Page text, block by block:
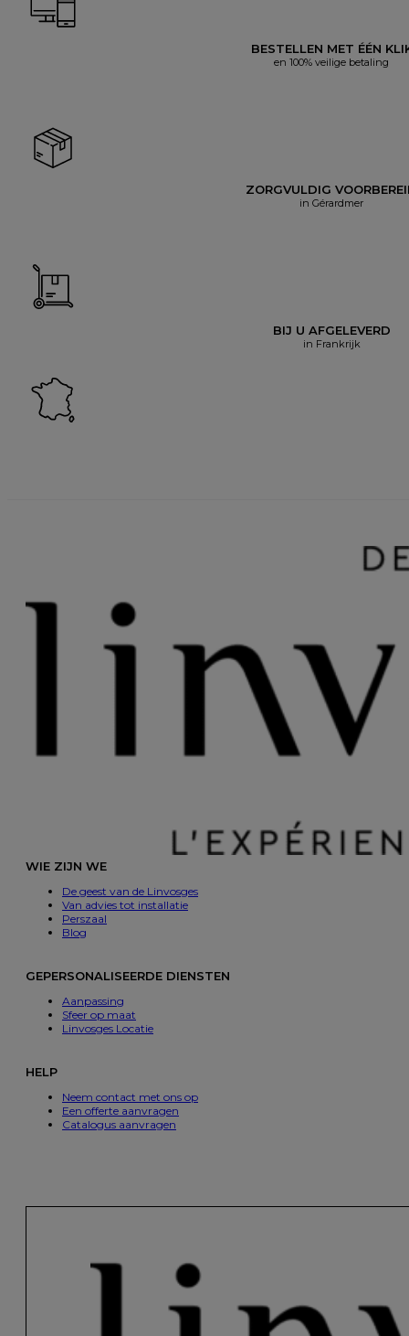
BESTELLEN MET ÉÉN
en 100% veilige betaling
ZORGVULDIG
in Gérardmer
BIJ U AFGELEVERD
in Frankrijk
WIE ZIJN WE
De geest van de Linvosges
Van advies tot installatie
Perszaal
Blog
GEPERSONALISEERDE DIENSTEN
Aanpassing
Sfeer op maat
Linvosges Locatie
HELP
Neem contact met ons op
Een offerte aanvragen
Catalogus aanvragen